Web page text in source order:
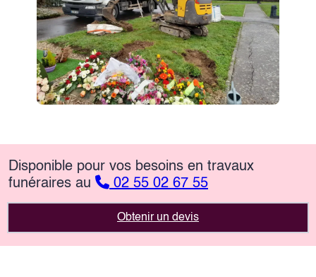
Disponible pour vos besoins en travaux
funéraires au
02 55 02 67 55
Obtenir un devis